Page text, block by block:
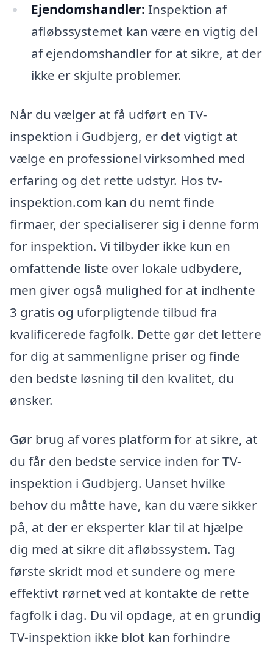
Ejendomshandler: Inspektion af
afløbssystemet kan være en vigtig del
af ejendomshandler for at sikre, at der
ikke er skjulte problemer.
Når du vælger at få udført en TV-
inspektion i Gudbjerg, er det vigtigt at
vælge en professionel virksomhed med
erfaring og det rette udstyr. Hos tv-
inspektion.com kan du nemt finde
firmaer, der specialiserer sig i denne form
for inspektion. Vi tilbyder ikke kun en
omfattende liste over lokale udbydere,
men giver også mulighed for at indhente
3 gratis og uforpligtende tilbud fra
kvalificerede fagfolk. Dette gør det lettere
for dig at sammenligne priser og finde
den bedste løsning til den kvalitet, du
ønsker.
Gør brug af vores platform for at sikre, at
du får den bedste service inden for TV-
inspektion i Gudbjerg. Uanset hvilke
behov du måtte have, kan du være sikker
på, at der er eksperter klar til at hjælpe
dig med at sikre dit afløbssystem. Tag
første skridt mod et sundere og mere
effektivt rørnet ved at kontakte de rette
fagfolk i dag. Du vil opdage, at en grundig
TV-inspektion ikke blot kan forhindre